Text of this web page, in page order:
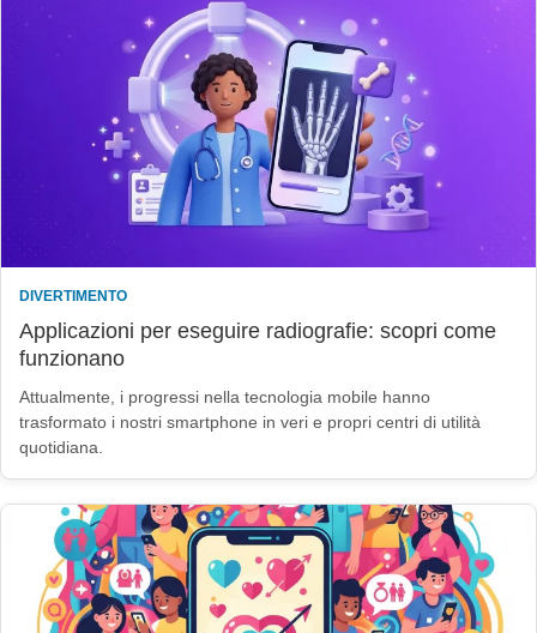
DIVERTIMENTO
Applicazioni per eseguire radiografie: scopri come
funzionano
Attualmente, i progressi nella tecnologia mobile hanno
trasformato i nostri smartphone in veri e propri centri di utilità
quotidiana.